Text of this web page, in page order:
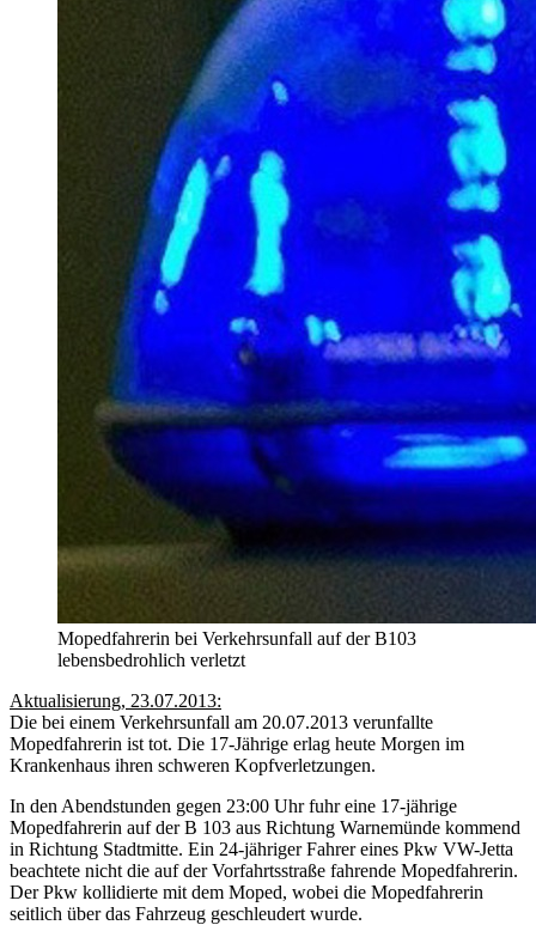
Mopedfahrerin bei Verkehrsunfall auf der B103
lebensbedrohlich verletzt
Aktualisierung, 23.07.2013:
Die bei einem Verkehrsunfall am 20.07.2013 verunfallte
Mopedfahrerin ist tot. Die 17-Jährige erlag heute Morgen im
Krankenhaus ihren schweren Kopfverletzungen.
In den Abendstunden gegen 23:00 Uhr fuhr eine 17-jährige
Mopedfahrerin auf der B 103 aus Richtung Warnemünde kommend
in Richtung Stadtmitte. Ein 24-jähriger Fahrer eines Pkw VW-Jetta
beachtete nicht die auf der Vorfahrtsstraße fahrende Mopedfahrerin.
Der Pkw kollidierte mit dem Moped, wobei die Mopedfahrerin
seitlich über das Fahrzeug geschleudert wurde.